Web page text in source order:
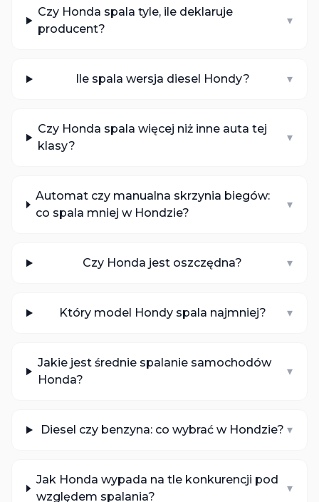
Czy Honda spala tyle, ile deklaruje
producent?
▾
Ile spala wersja diesel Hondy? ▾
Czy Honda spala więcej niż inne auta tej
klasy?
▾
Automat czy manualna skrzynia biegów:
co spala mniej w Hondzie?
▾
Czy Honda jest oszczędna? ▾
Który model Hondy spala najmniej? ▾
Jakie jest średnie spalanie samochodów
Honda?
▾
Diesel czy benzyna: co wybrać w Hondzie? ▾
Jak Honda wypada na tle konkurencji pod
względem spalania?
▾